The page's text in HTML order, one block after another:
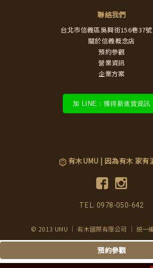
聯絡我們
台北市信義區吳興街156巷37
關於信義概念店
預約參觀
營業資訊
企業方案
加 LINE：獲得新進貨資訊
有木UMU | 因為有木 家有
TEL.0978-050-642
© 2013 UMU ｜ 有木國際有限公司 ｜ 統一
預約參觀